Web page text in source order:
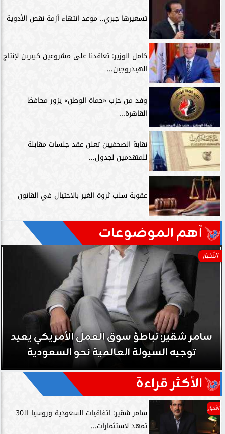
تسعيرها جبري.. موعد انتهاء أزمة نقص الأدوية
كامل الوزير: تعاقدنا على مشروعين كبيرين لإنتاج
الهيدروجين...
وفد من حزب «حماة الوطن» يزور محافظ
القاهرة...
نقابة الصحفيين تعلن عقد جلسات مقابلة
للمتقدمين لجدول...
عقوبة سلب ثروة الغير بالاحتيال في القانون
آهم الموضوعات
الأخبار
سامر شقير: نمو صناديق الاستثمار الخاصة
حي على نجاح رؤية 2030...
الأكثر قراءة
الأخبار
سامر شقير: اتفاقيات السعودية وروسيا الـ30
تمهد لاستثمارات...